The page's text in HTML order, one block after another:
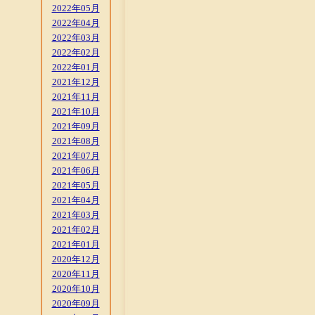
2022年05月
2022年04月
2022年03月
2022年02月
2022年01月
2021年12月
2021年11月
2021年10月
2021年09月
2021年08月
2021年07月
2021年06月
2021年05月
2021年04月
2021年03月
2021年02月
2021年01月
2020年12月
2020年11月
2020年10月
2020年09月